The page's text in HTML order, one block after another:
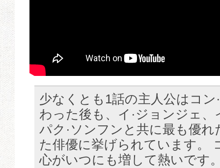
少なくとも1話の主人公はコン
わった後も、イ·ジョンジェ、
パク·ソンフンと共に最も優
た俳優に挙げられています。
心がいつにも増して熱いです